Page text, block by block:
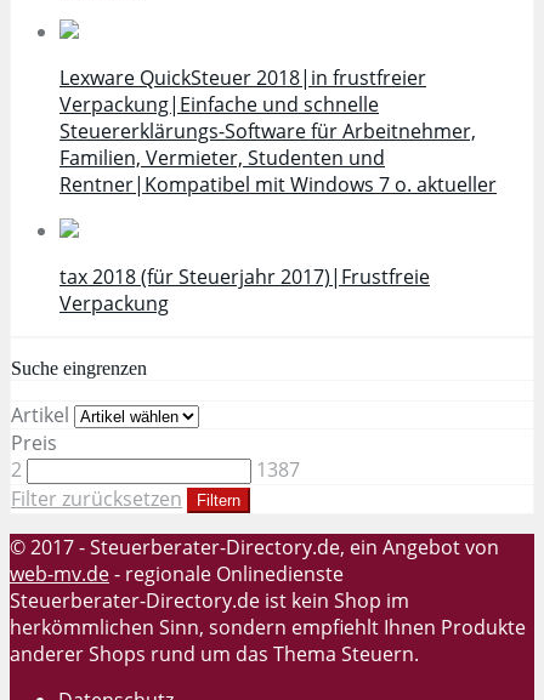
Lexware QuickSteuer 2018|in frustfreier
Verpackung|Einfache und schnelle
Steuererklärungs-Software für Arbeitnehmer,
Familien, Vermieter, Studenten und
Rentner|Kompatibel mit Windows 7 o. aktueller
tax 2018 (für Steuerjahr 2017)|Frustfreie
Verpackung
Suche eingrenzen
Artikel
Preis
2
1387
Filter zurücksetzen
Filtern
© 2017 - Steuerberater-Directory.de, ein Angebot von
web-mv.de- regionale Onlinedienste
Steuerberater-Directory.de ist kein Shop im
herkömmlichen Sinn, sondern empfiehlt Ihnen Produkte
anderer Shops rund um das Thema Steuern.